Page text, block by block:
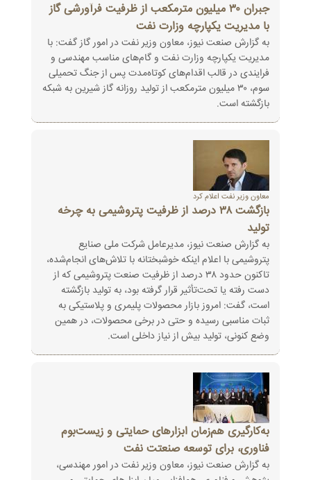
جبران ۳۰ میلیون مترمکعب از ظرفیت فرآورشی گاز
با مدیریت یکپارچه وزارت نفت
به گزارش صنعت نیوز، معاون وزیر نفت در امور گاز گفت: با
مدیریت یکپارچه وزارت نفت و گام‌های مناسب مهندسی و
فرایندی در قالب اقدام‌های کوتاه‌مدت پس از جنگ تحمیلی
سوم، ۳۰ میلیون مترمکعب از تولید روزانه گاز شیرین به شبکه
بازگشته است.
معاون وزیر نفت اعلام کرد
بازگشت ۳۸ درصد از ظرفیت‌ پتروشیمی به چرخه
تولید
به گزارش صنعت نیوز، مدیرعامل شرکت ملی صنایع
پتروشیمی با اعلام اینکه خوشبختانه با تلاش‌های انجام‌شده،
تاکنون حدود ۳۸ درصد از ظرفیت‌ صنعت پتروشیمی که از
دست‌ رفته یا تحت‌تأثیر قرار گرفته بود، به تولید بازگشته‌
است، گفت: امروز بازار محصولات پلیمری و پلاستیکی به
ثبات مناسبی رسیده و حتی در برخی محصولات، در همین
وضع کنونی، تولید بیش از نیاز داخلی است.
به‌کارگیری هم‌زمان ابزارهای حمایتی و زیست‌بوم
فناوری، برای توسعه صنعتت نفت
به گزارش صنعت نیوز، معاون وزیر نفت در امور مهندسی،